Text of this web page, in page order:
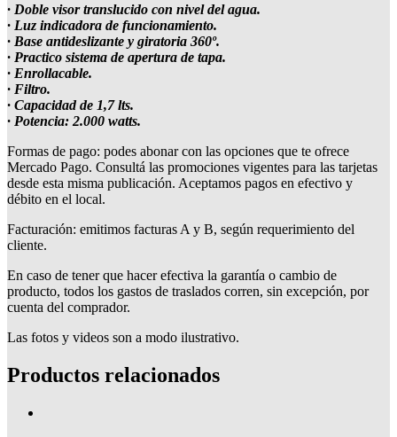
· Doble visor translucido con nivel del agua.
· Luz indicadora de funcionamiento.
· Base antideslizante y giratoria 360º.
· Practico sistema de apertura de tapa.
· Enrollacable.
· Filtro.
· Capacidad de 1,7 lts.
· Potencia: 2.000 watts.
Formas de pago: podes abonar con las opciones que te ofrece
Mercado Pago. Consultá las promociones vigentes para las tarjetas
desde esta misma publicación. Aceptamos pagos en efectivo y
débito en el local.
Facturación: emitimos facturas A y B, según requerimiento del
cliente.
En caso de tener que hacer efectiva la garantía o cambio de
producto, todos los gastos de traslados corren, sin excepción, por
cuenta del comprador.
Las fotos y videos son a modo ilustrativo.
Productos relacionados